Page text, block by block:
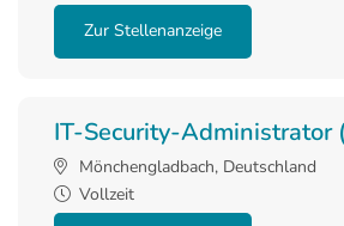
Zur Stellenanzeige
IT-Security-Administrator
Mönchengladbach, Deutschland
Vollzeit